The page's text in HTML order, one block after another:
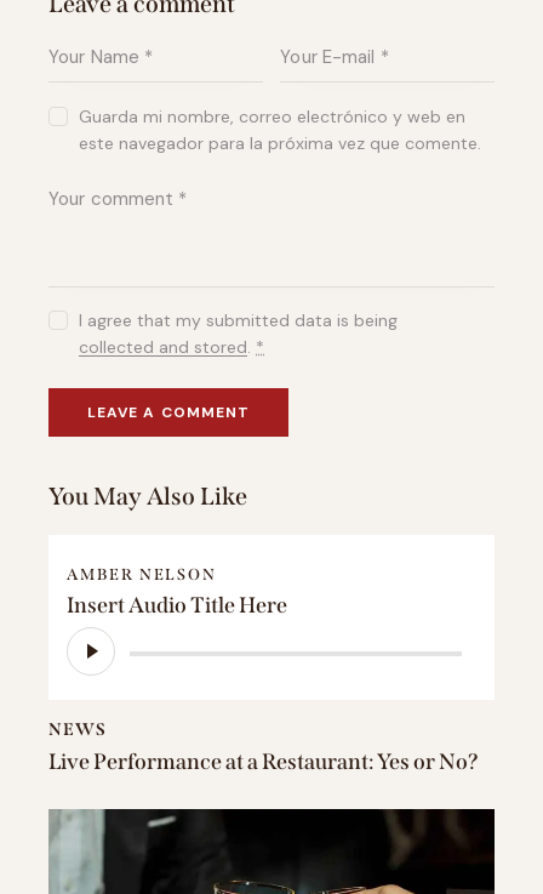
Guarda mi nombre, correo electrónico y web en
este navegador para la próxima vez que comente.
I agree that my submitted data is being
collected and stored. *
You May Also Like
AMBER NELSON
Insert Audio Title Here
Reproductor
de
NEWS
Live Performance at a Restaurant: Yes or No?